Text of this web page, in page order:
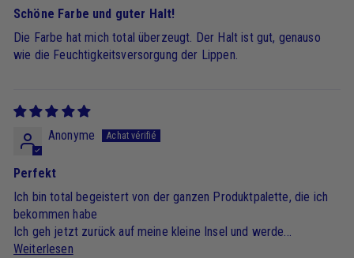
Schöne Farbe und guter Halt!
Die Farbe hat mich total überzeugt. Der Halt ist gut, genauso
wie die Feuchtigkeitsversorgung der Lippen.
Anonyme
Perfekt
Ich bin total begeistert von der ganzen Produktpalette, die ich
bekommen habe
Ich geh jetzt zurück auf meine kleine Insel und werde...
Weiterlesen